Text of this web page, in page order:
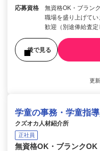
応募資格
無資格OK・ブラン
職場を盛り上げて
歓迎（別途俸給査
後で見る
更
学童の事務・学童指
クズオカ人材紹介所
正社員
無資格OK・ブランク